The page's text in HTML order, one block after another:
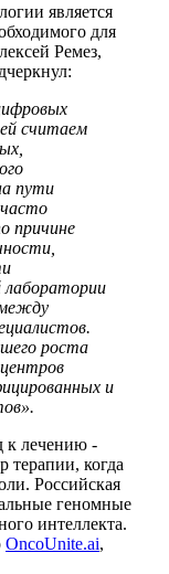
является
для
Ремез,
считаем
пути
причине
лаборатории
роста
и
к лечению -
терапии, когда
Российская
геномные
интеллекта.
OncoUnite.ai,